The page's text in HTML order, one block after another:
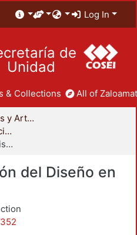
Log In
de
Unidad
& Collections All of
División de Ciencias y Artes para el Diseño
Departamento de Evaluación del Diseño en el Tiempo
Libros - Evaluación del Diseño en el Tiempo
del Diseño en